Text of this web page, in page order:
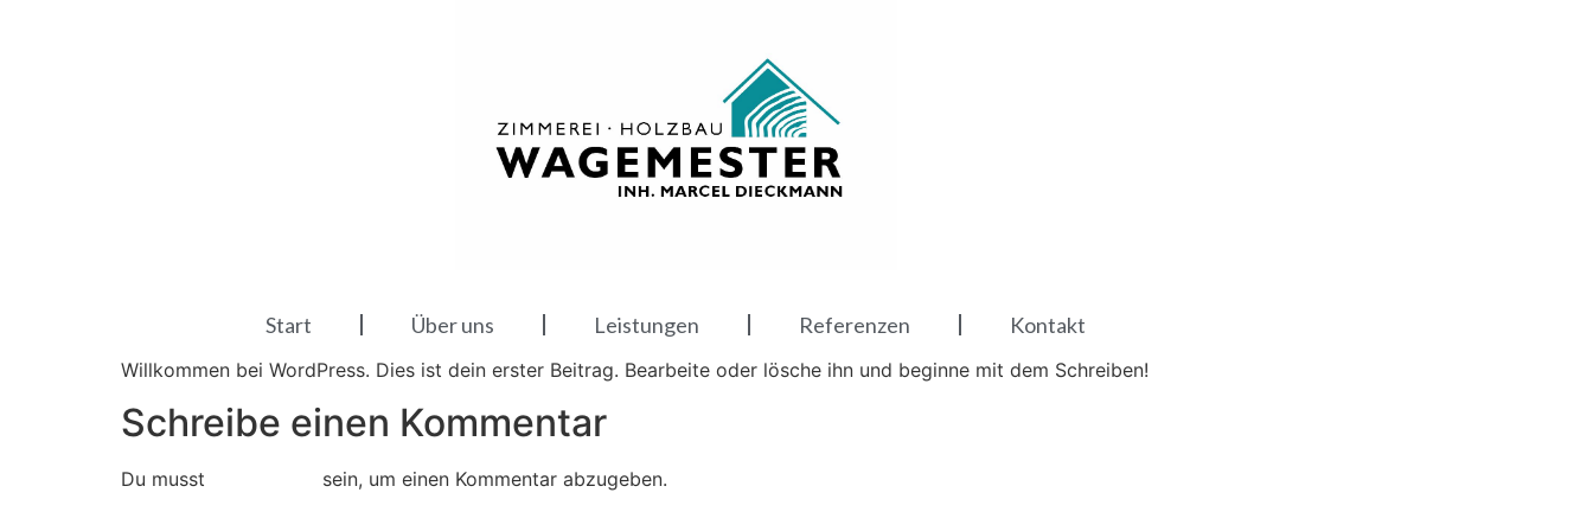
Start Über uns Leistungen Referenzen Kontakt
Willkommen bei WordPress. Dies ist dein erster Beitrag. Bearbeite oder lösche ihn und beginne mit dem Schreiben!
Schreibe einen Kommentar
Du musst sein, um einen Kommentar abzugeben.